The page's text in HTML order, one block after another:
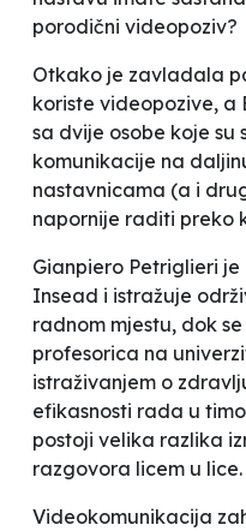
porodični videopoziv?
Otkako je zavladala
koriste videopozive, a
sa dvije osobe koje su
komunikacije na
nastavnicama (a i
napornije raditi preko
Gianpiero Petriglieri
Insead i istražuje
radnom mjestu, dok
profesorica na
istraživanjem o
efikasnosti rada u
postoji velika razlika
razgovora licem u lice.
Videokomunikacija